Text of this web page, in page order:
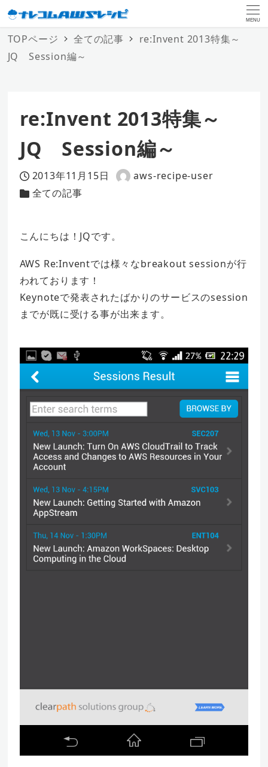
MENU
TOPページ 全ての記事
re:Invent 2013特集～
JQ Session編～
re:Invent 2013特集～
JQ Session編～
投稿日
2013年11月15日
著
aws-recipe-user
カテゴリー
全ての記事
こんにちは！JQです。
AWS Re:Inventでは様々なbreakout sessionが行
われております！
Keynoteで発表されたばかりのサービスのsession
までが既に受ける事が出来ます。